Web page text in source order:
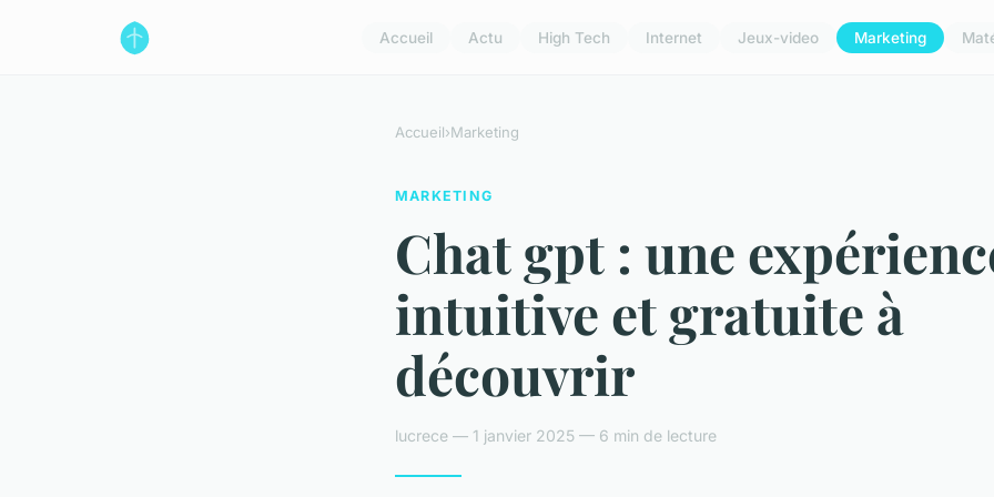
Accueil Actu High Tech Internet Jeux-video Marketing
Accueil›Marketing
MARKETING
Chat gpt : une
intuitive et gratuite à
découvrir
lucrece — 1 janvier 2025 — 6 min de lecture